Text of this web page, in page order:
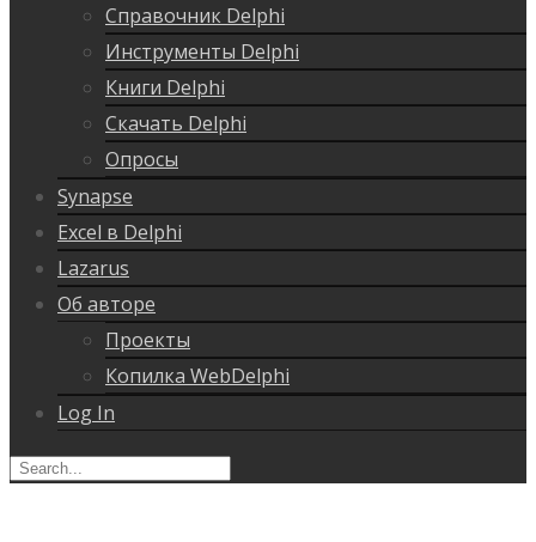
Справочник Delphi
Инструменты Delphi
Книги Delphi
Скачать Delphi
Опросы
Synapse
Excel в Delphi
Lazarus
Об авторе
Проекты
Копилка WebDelphi
Log In